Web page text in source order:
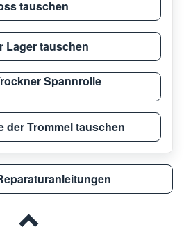
tauschen
Lager tauschen
Spannrolle
der Trommel tauschen